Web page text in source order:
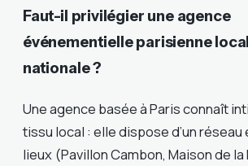
Faut-il privilégier une agence
événementielle parisienne
nationale ?
Une agence basée à Paris connaît
tissu local : elle dispose d’un réseau
lieux (Pavillon Cambon, Maison de la